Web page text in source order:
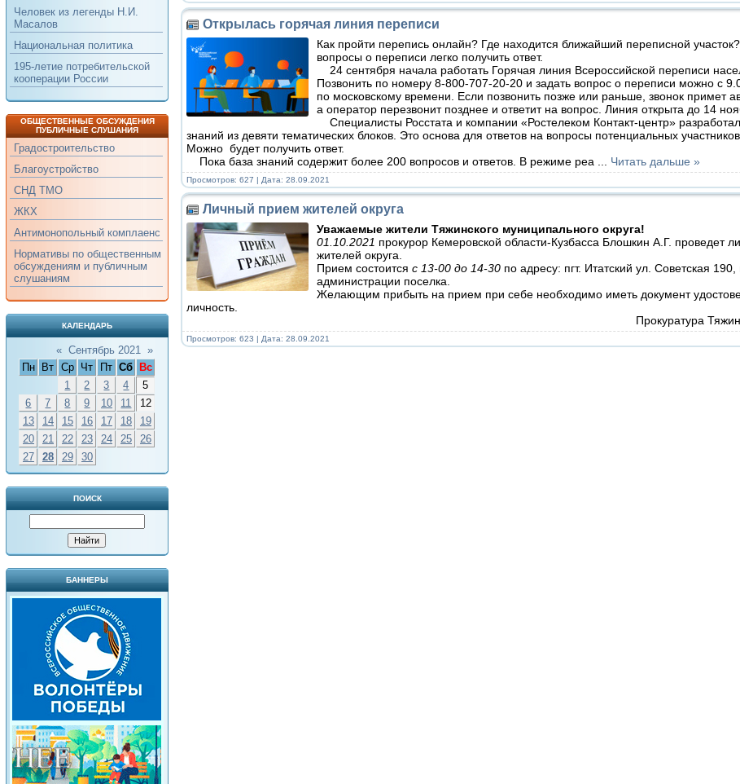
Человек из легенды Н.И.
Масалов
Национальная политика
195-летие потребительской
кооперации России
ОБЩЕСТВЕННЫЕ ОБСУЖДЕНИЯ
ПУБЛИЧНЫЕ СЛУШАНИЯ
Градостроительство
Благоустройство
СНД ТМО
ЖКХ
Антимонопольный комплаенс
Нормативы по общественным
обсуждениям и публичным
слушаниям
КАЛЕНДАРЬ
« Сентябрь 2021 »
Пн
Вт Ср Чт Пт Сб
Вс
1
2 3 4
5
6
7 8 9 10 11
12
13
14 15 16 17 18
19
20
21 22 23 24 25
26
27
28 29 30
ПОИСК
БАННЕРЫ
Открылась горячая линия переписи
Как пройти перепись онлайн? Где находится ближайший переписной
вопросы о переписи легко получить ответ.
24 сентября начала работать Горячая линия Всероссийской переписи
Позвонить по номеру 8-800-707-20-20 и задать вопрос о переписи можно с
по московскому времени. Если позвонить позже или раньше, звонок примет
а оператор перезвонит позднее и ответит на вопрос. Линия открыта до 14
Специалисты Росстата и компании «Ростелеком Контакт-центр»
знаний из девяти тематических блоков. Это основа для ответов на вопросы потенциальных
Можно будет получить ответ.
Пока база знаний содержит более 200 вопросов и ответов. В режиме реа
Читать дальше »
Просмотров: 627 | Дата: 28.09.2021
Личный прием жителей округа
Уважаемые жители Тяжинского муниципального округа!
01.10.2021 прокурор Кемеровской области-Кузбасса Блошкин А.Г. проведет
жителей округа.
Прием состоится с 13-00 до 14-30по адресу: пгт. Итатский ул. Советская 190,
администрации поселка.
Желающим прибыть на прием при себе необходимо иметь документ
личность.
Прокуратура
Просмотров: 623 | Дата: 28.09.2021